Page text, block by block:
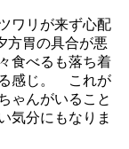
ワリが来ず心配
方胃の具合が悪
食べるも落ち着
感じ。 これが
ゃんがいること
気分にもなりま